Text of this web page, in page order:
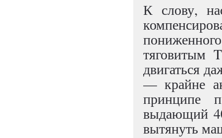
К слову,
тяговитым
двигаться
— крайне
принципе
выдающий
вытянуть